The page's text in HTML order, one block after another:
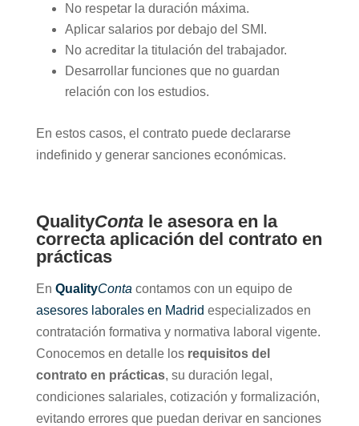
No respetar la duración máxima.
Aplicar salarios por debajo del SMI.
No acreditar la titulación del trabajador.
Desarrollar funciones que no guardan
relación con los estudios.
En estos casos, el contrato puede declararse
indefinido y generar sanciones económicas.
QualityContale asesora en la
correcta aplicación del contrato en
prácticas
En QualityConta contamos con un equipo de
asesores laborales en Madrid especializados en
contratación formativa y normativa laboral vigente.
Conocemos en detalle los requisitos del
contrato en prácticas, su duración legal,
condiciones salariales, cotización y formalización,
evitando errores que puedan derivar en sanciones